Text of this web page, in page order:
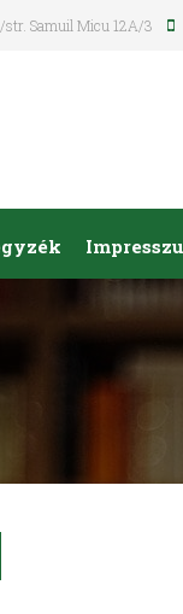
str. Samuil Micu 12A/3